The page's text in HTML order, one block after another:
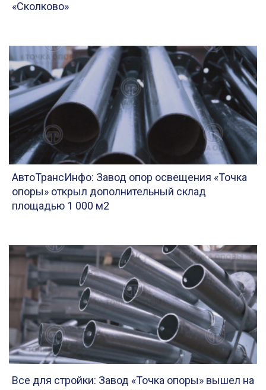
«Сколково»
АвтоТрансИнфо: Завод опор освещения «Точка
опоры» открыл дополнительный склад
площадью 1 000 м2
Все для стройки: Завод «Точка опоры» вышел на